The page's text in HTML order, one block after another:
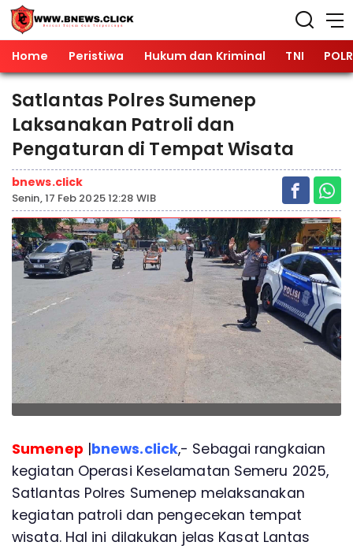
Home Peristiwa Hukum dan Kriminal TNI
Satlantas Polres Sumenep
Laksanakan Patroli dan
Pengaturan di Tempat Wisata
bnews.click
Senin, 17 Feb 2025 12:28 WIB
Sumenep |bnews.click,- Sebagai rangkaian
kegiatan Operasi Keselamatan Semeru 2025,
Satlantas Polres Sumenep melaksanakan
kegiatan patroli dan pengecekan tempat
wisata. Hal ini dilakukan jelas Kasat Lantas